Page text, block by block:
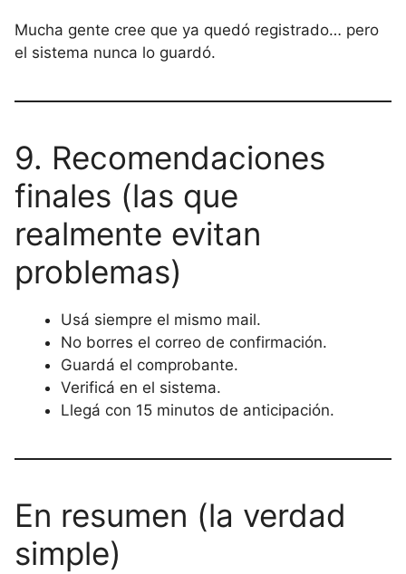
Mucha gente cree que ya quedó registrado… pero
el sistema nunca lo guardó.
9. Recomendaciones
finales (las que
realmente evitan
problemas)
Usá siempre el mismo mail.
No borres el correo de confirmación.
Guardá el comprobante.
Verificá en el sistema.
Llegá con 15 minutos de anticipación.
En resumen (la verdad
simple)